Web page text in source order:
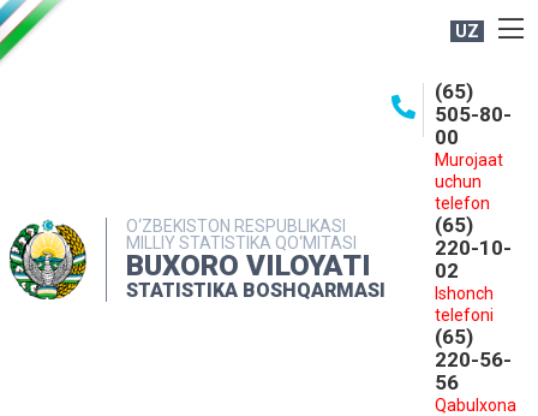
UZ
O‘ZBEKISTON RESPUBLIKASI
MILLIY STATISTIKA QO‘MITASI
BUXORO VILOYATI
STATISTIKA BOSHQARMASI
(65)
505-80-
00
Murojaat
uchun
telefon
(65)
220-10-
02
Ishonch
telefoni
(65)
220-56-
56
Qabulxona
MATBUOT XIZMATI
MUROJAATLAR